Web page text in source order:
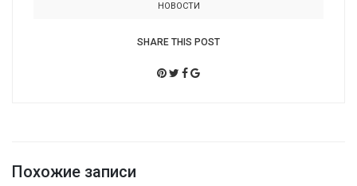
НОВОСТИ
SHARE THIS POST
Похожие записи